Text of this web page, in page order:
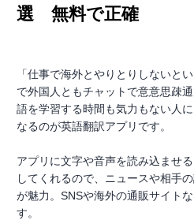
選 無料で正確
「仕事で海外とやりとりしないと
で外国人ともチャットで意意思疎
語を学習する時間も気力もない人
なるのが英語翻訳アプリです。
アプリに文字や音声を読み込ませ
してくれるので、ニュースや相手
が魅力。SNSや海外の通販サイト
す。